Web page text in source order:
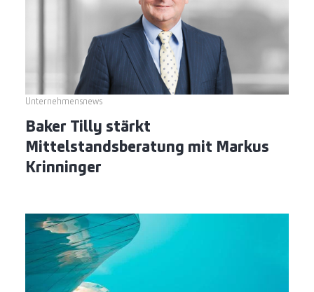
Unternehmensnews
Baker Tilly stärkt
Mittelstandsberatung mit Markus
Krinninger